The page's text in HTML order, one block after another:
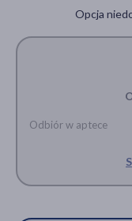
Opcja
Odbiór w aptece